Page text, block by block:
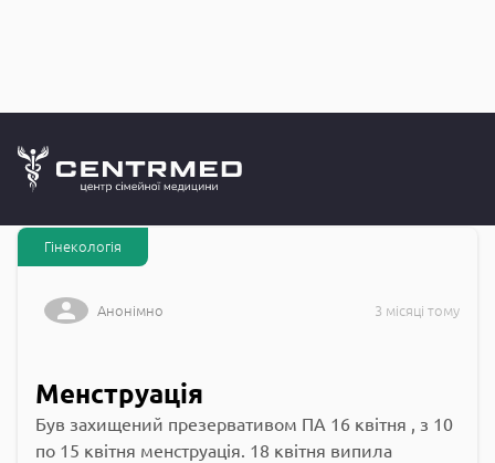
CENTRMED: Задай питання лікарю онлайн
Гінекологія
Анонімно 3 місяці тому
Менструація
Був захищений презервативом ПА 16 квітня , з 10
по 15 квітня менструація. 18 квітня випила